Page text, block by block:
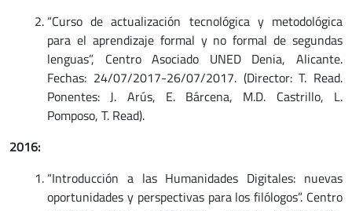
“Curso de actualización tecnológica y metodológica
para el aprendizaje formal y no formal de segundas
lenguas”, Centro Asociado UNED Denia, Alicante.
Fechas: 24/07/2017-26/07/2017. (Director: T. Read.
Ponentes: J. Arús, E. Bárcena, M.D. Castrillo, L.
Pomposo, T. Read).
2016:
“Introducción a las Humanidades Digitales: nuevas
oportunidades y perspectivas para los filólogos”. Centro